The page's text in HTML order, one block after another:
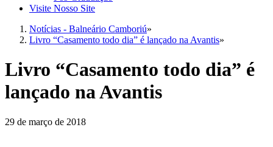
Visite Nosso Site
Notícias - Balneário Camboriú»
Livro “Casamento todo dia” é lançado na Avantis»
Livro “Casamento todo dia” é
lançado na Avantis
29 de março de 2018